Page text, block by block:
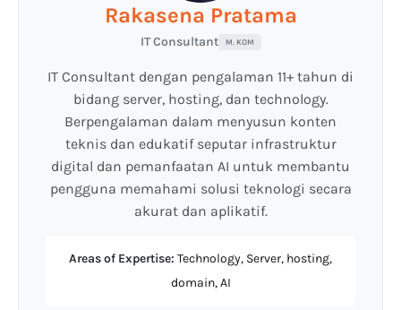
Rakasena Pratama
IT Consultant M. KOM
IT Consultant dengan pengalaman 11+ tahun di
bidang server, hosting, dan technology.
Berpengalaman dalam menyusun konten
teknis dan edukatif seputar infrastruktur
digital dan pemanfaatan AI untuk membantu
pengguna memahami solusi teknologi secara
akurat dan aplikatif.
Areas of Expertise: Technology, Server, hosting,
domain, AI